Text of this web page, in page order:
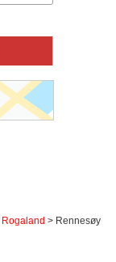
Rogaland > Rennesøy